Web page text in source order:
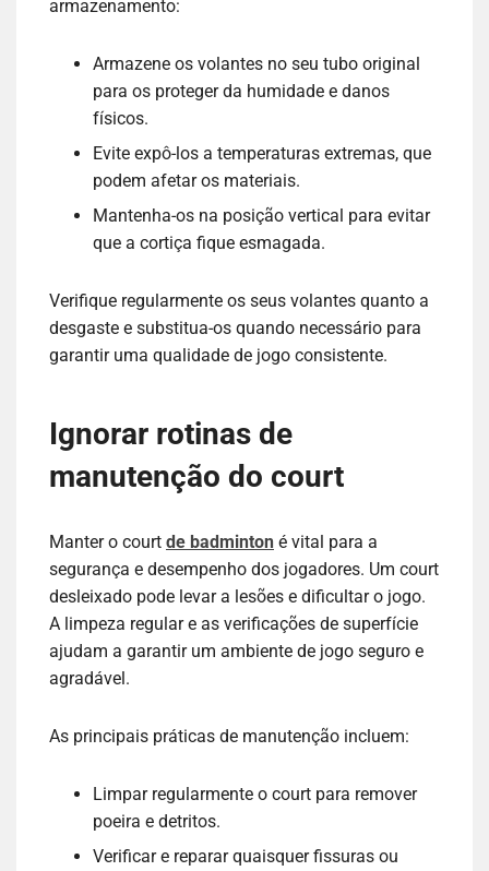
armazenamento:
Armazene os volantes no seu tubo original
para os proteger da humidade e danos
físicos.
Evite expô-los a temperaturas extremas, que
podem afetar os materiais.
Mantenha-os na posição vertical para evitar
que a cortiça fique esmagada.
Verifique regularmente os seus volantes quanto a
desgaste e substitua-os quando necessário para
garantir uma qualidade de jogo consistente.
Ignorar rotinas de
manutenção do court
Manter o court de badminton é vital para a
segurança e desempenho dos jogadores. Um court
desleixado pode levar a lesões e dificultar o jogo.
A limpeza regular e as verificações de superfície
ajudam a garantir um ambiente de jogo seguro e
agradável.
As principais práticas de manutenção incluem:
Limpar regularmente o court para remover
poeira e detritos.
Verificar e reparar quaisquer fissuras ou